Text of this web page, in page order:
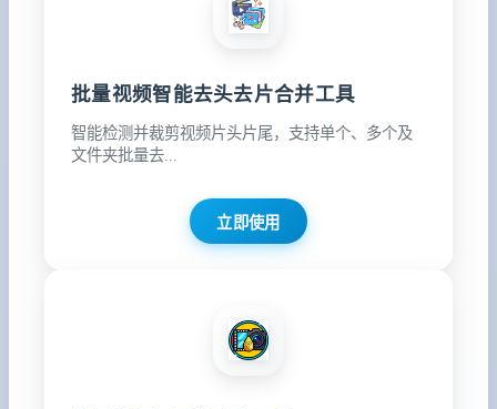
批量视频智能去头去片合并工具
智能检测并裁剪视频片头片尾，支持单个、多个及
文件夹批量去...
立即使用